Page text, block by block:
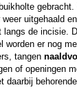
gebracht.
weer uitgehaald
de incisie.
worden er nog
tangen
of openingen
daarbij